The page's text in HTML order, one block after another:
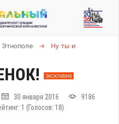
Этнополе →
Ну ты и
ЭКСКЛЮЗИВ
30 января 2016
9186
1 (Голосов: 18)